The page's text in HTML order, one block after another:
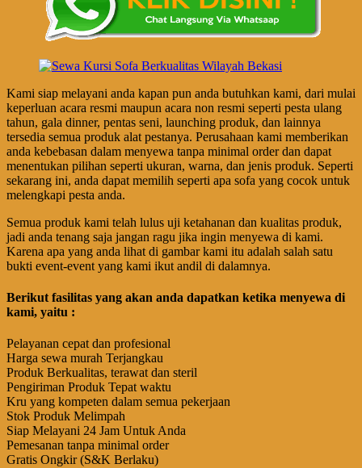
Kami siap melayani anda kapan pun anda butuhkan kami, dari mulai
keperluan acara resmi maupun acara non resmi seperti pesta ulang
tahun, gala dinner, pentas seni, launching produk, dan lainnya
tersedia semua produk alat pestanya. Perusahaan kami memberikan
anda kebebasan dalam menyewa tanpa minimal order dan dapat
menentukan pilihan seperti ukuran, warna, dan jenis produk. Seperti
sekarang ini, anda dapat memilih seperti apa sofa yang cocok untuk
melengkapi pesta anda.
Semua produk kami telah lulus uji ketahanan dan kualitas produk,
jadi anda tenang saja jangan ragu jika ingin menyewa di kami.
Karena apa yang anda lihat di gambar kami itu adalah salah satu
bukti event-event yang kami ikut andil di dalamnya.
Berikut fasilitas yang akan anda dapatkan ketika menyewa di
kami, yaitu :
Pelayanan cepat dan profesional
Harga sewa murah Terjangkau
Produk Berkualitas, terawat dan steril
Pengiriman Produk Tepat waktu
Kru yang kompeten dalam semua pekerjaan
Stok Produk Melimpah
Siap Melayani 24 Jam Untuk Anda
Pemesanan tanpa minimal order
Gratis Ongkir (S&K Berlaku)